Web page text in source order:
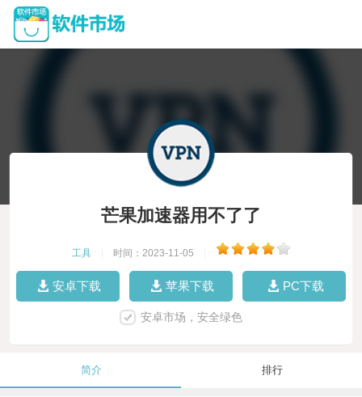
芒果加速器用不了了
工具 时间：2023-11-05
安卓下载 苹果下载 PC下载
安卓市场，安全绿色
简介 排行